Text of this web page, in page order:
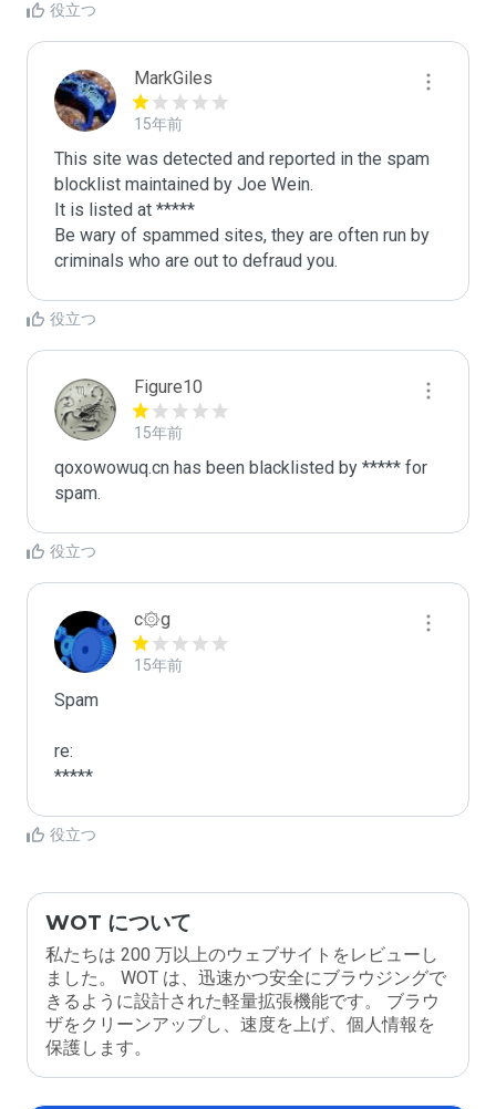
役立つ
MarkGiles
15年前
This site was detected and reported in the spam
blocklist maintained by Joe Wein.
It is listed at *****
Be wary of spammed sites, they are often run by
criminals who are out to defraud you.
役立つ
Figure10
15年前
qoxowowuq.cn has been blacklisted by ***** for
spam.
役立つ
c۞g
15年前
Spam
re:
*****
役立つ
WOT について
私たちは 200 万以上のウェブサイトをレビューし
ました。 WOT は、迅速かつ安全にブラウジングで
きるように設計された軽量拡張機能です。 ブラウ
ザをクリーンアップし、速度を上げ、個人情報を
保護します。